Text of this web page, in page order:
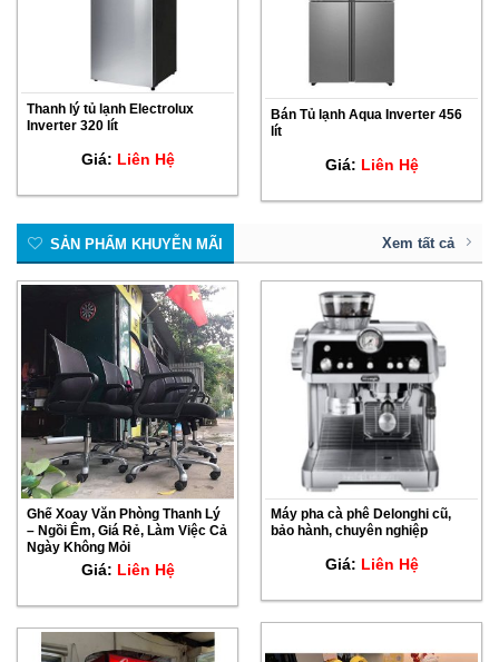
Thanh lý tủ lạnh Electrolux
Inverter 320 lít
Giá: Liên Hệ
Bán Tủ lạnh Aqua Inverter 456
lít
Giá: Liên Hệ
SẢN PHẨM KHUYỄN MÃI Xem tất cả
Ghế Xoay Văn Phòng Thanh Lý
– Ngồi Êm, Giá Rẻ, Làm Việc Cả
Ngày Không Mỏi
Giá: Liên Hệ
Máy pha cà phê Delonghi cũ,
bảo hành, chuyên nghiệp
Giá: Liên Hệ